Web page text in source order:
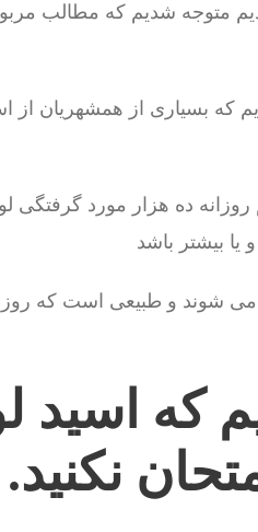
متوجه شدیم که مطالب
که بسیاری از همشهریان از
ده هزار مورد گرفتگی
یا بیشتر باشد
که اسید
نکنید.